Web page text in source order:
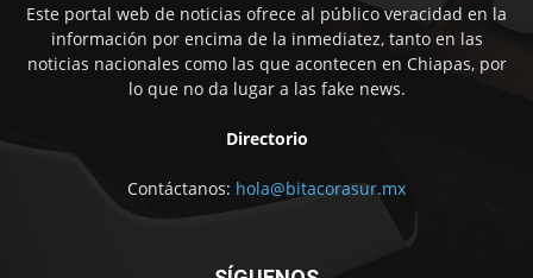
Este portal web de noticias ofrece al público veracidad en la
información por encima de la inmediatez, tanto en las
noticias nacionales como las que acontecen en Chiapas, por
lo que no da lugar a las fake news.
Directorio
Contáctanos: hola@bitacorasur.mx